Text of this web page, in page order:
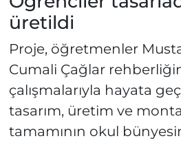
üretildi
Proje, öğretmenler
Cumali Çağlar
çalışmalarıyla hayata
tasarım, üretim ve
tamamının okul